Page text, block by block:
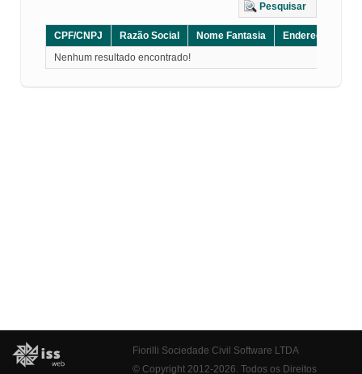
Pesquisar
CPF/CNPJ Razão Social Nome Fantasia Endereço
Nenhum resultado encontrado!
Fiorilli Sociedade Civil Software LTDA
© Copyright 2012-2026. Todos os Direitos